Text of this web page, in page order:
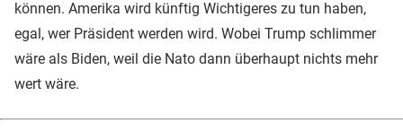
können. Amerika wird künftig Wichtigeres zu tun haben,
egal, wer Präsident werden wird. Wobei Trump schlimmer
wäre als Biden, weil die Nato dann überhaupt nichts mehr
wert wäre.